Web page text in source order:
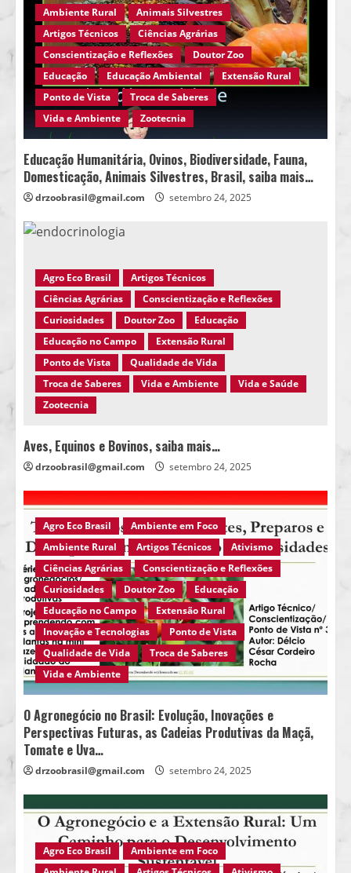
Ambiente Rural
Animais Silvestres
Artigos Técnicos
Ciências Agrárias
Conscientização e Reflexões
Doutor Zoo
Educação
Educação Ambiental
Extensão Rural
Ponto de Vista
Troca de Saberes
Vida e Ambiente
Zootecnia
Educação Humanitária, Ovinos, Biodiversidade, Fauna,
Domesticação, Animais Silvestres, Brasil, saiba mais…
drzoobrasil@gmail.com setembro 24, 2025
Agro Eco Brasil
Artigos Técnicos
Ciências Agrárias
Conscientização e Reflexões
Curiosidades
Doutor Zoo
Educação
Educação no Campo
Extensão Rural
Ponto de Vista
Qualidade de Vida
Troca de Saberes
Vida e Ambiente
Vida e Saúde
Zootecnia
Aves, Equinos e Bovinos, saiba mais…
drzoobrasil@gmail.com setembro 24, 2025
Agro Eco Brasil
Ambiente em Foco
Ambiente Rural
Artigos Técnicos
Ativismo
Ciências Agrárias
Conscientização e Reflexões
Curiosidades
Doutor Zoo
Educação
Educação no Campo
Extensão Rural
Inovação e Tecnologias
Ponto de Vista
Qualidade de Vida
Troca de Saberes
Vida e Ambiente
O Agronegócio no Brasil: Evolução, Inovações e
Perspectivas Futuras, as Cadeias Produtivas da Maçã,
Tomate e Uva…
drzoobrasil@gmail.com setembro 24, 2025
Agro Eco Brasil
Ambiente em Foco